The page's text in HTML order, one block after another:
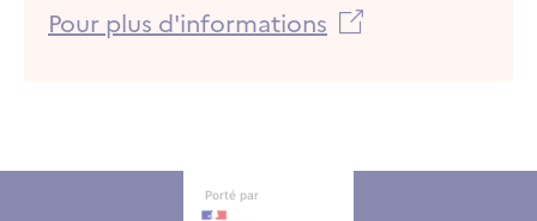
Bon à savoir
Pour plus d'informations
Autres informations
Autres informations
Porté par